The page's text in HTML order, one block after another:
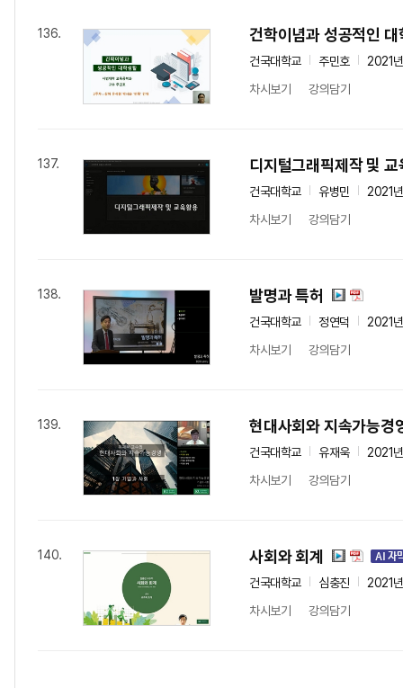
136. 건학이념과 성공적인 대
건국대학교 주민호
2021
차시보기
강의담기
137. 디지털그래픽제작 및 교
건국대학교 유병민
2021
차시보기
강의담기
138. 발명과 특허
건국대학교 정연덕
2021
차시보기
강의담기
139. 현대사회와 지속가능경
건국대학교 유재욱
2021
차시보기
강의담기
140. 사회와 회계
건국대학교 심충진
2021
차시보기
강의담기